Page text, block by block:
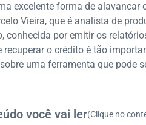
excelente forma de alavancar
Vieira, que é analista de
conhecida por emitir os
recuperar o crédito é tão
uma ferramenta que pode
você vai ler(Clique no